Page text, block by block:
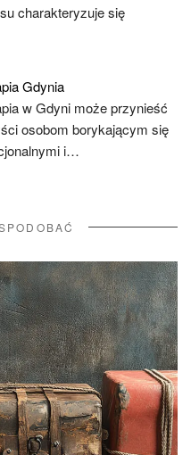
charakteryzuje się
Gdynia
w Gdyni może przynieść
osobom borykającym się
i…